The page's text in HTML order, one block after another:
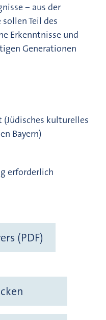
‒ aus der
Teil des
Erkenntnisse und
Generationen
(Jüdisches kulturelles
Bayern)
erforderlich
(PDF)